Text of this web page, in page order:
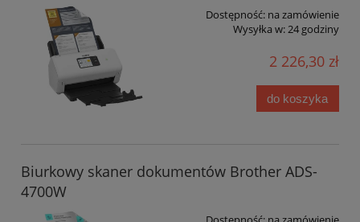
Dostępność: na zamówienie
Wysyłka w:24 godziny
2 226,30 zł
do koszyka
Biurkowy skaner dokumentów Brother ADS-
4700W